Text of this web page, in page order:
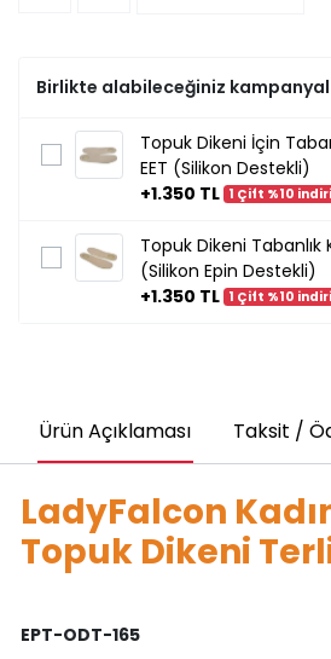
Birlikte alabileceğiniz
Topuk Dikeni İçin
EET (Silikon Destekli)
+1.350 TL 1 Çift %10
Topuk Dikeni Tabanlık
(Silikon Epin Destekli)
+1.350 TL 1 Çift %10
Ürün Açıklaması Taksit /
LadyFalcon
Topuk Dikeni
EPT-ODT-165